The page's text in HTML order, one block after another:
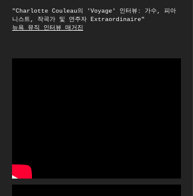
"Charlotte Couleau의 'Voyage' 인터뷰: 가수, 피아
니스트, 작곡가 및 연주자 Extraordinaire"
뉴욕 뮤직 인터뷰 매거진